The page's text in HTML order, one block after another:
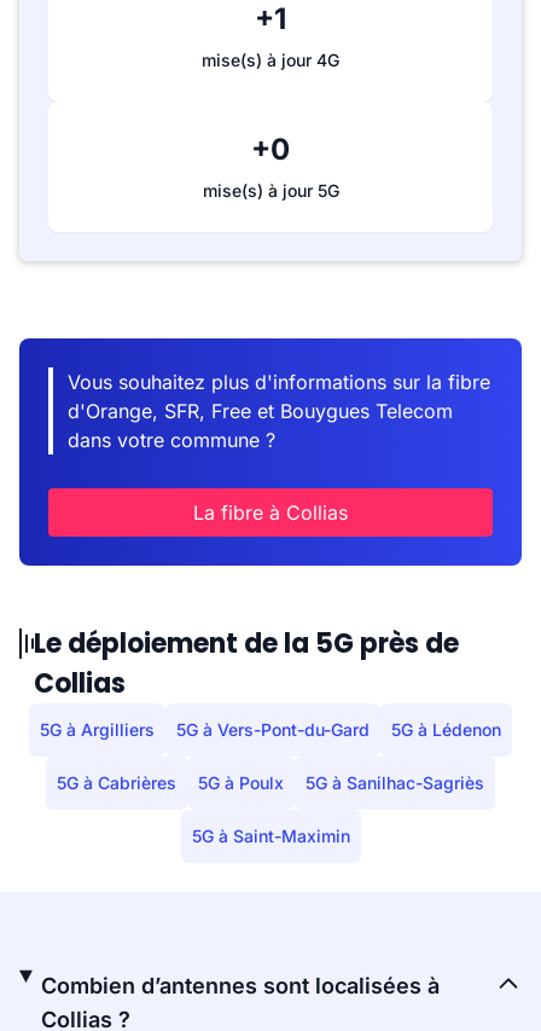
+1
mise(s) à jour 4G
+0
mise(s) à jour 5G
Vous souhaitez plus d'informations sur la fibre
d'Orange, SFR, Free et Bouygues Telecom
dans votre commune ?
La fibre à Collias
Le déploiement de la 5G près de
Collias
5G à Argilliers 5G à Vers-Pont-du-Gard 5G à Lédenon
5G à Cabrières 5G à Poulx 5G à Sanilhac-Sagriès
5G à Saint-Maximin
Combien d’antennes sont localisées à
Collias ?